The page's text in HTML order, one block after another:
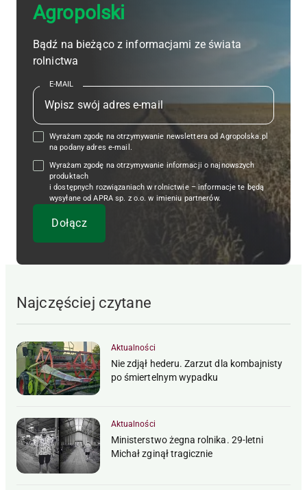
Agropolski
Bądź na bieżąco z informacjami ze świata
rolnictwa
E-MAIL
Wyrażam zgodę na otrzymywanie newslettera od Agropolska.pl
na podany adres e-mail.
Wyrażam zgodę na otrzymywanie informacji o najnowszych
produktach
i dostępnych rozwiązaniach w rolnictwie – informacje te będą
wysyłane od APRA sp. z o.o. w imieniu partnerów.
Najczęściej czytane
Aktualności
Nie zdjął hederu. Zarzut dla kombajnisty
po śmiertelnym wypadku
Aktualności
Ministerstwo żegna rolnika. 29-letni
Michał zginął tragicznie